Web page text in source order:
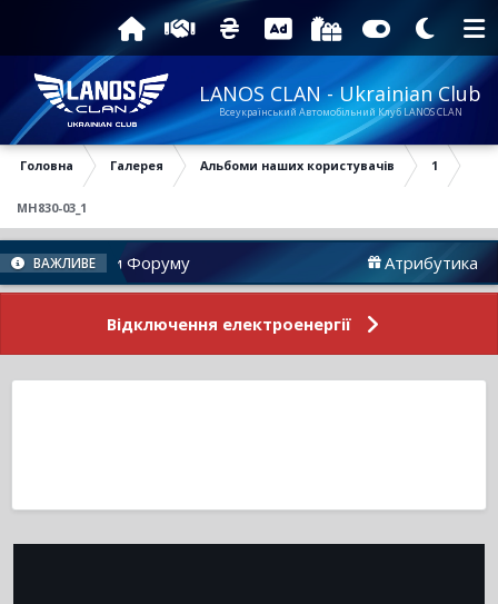
LANOS CLAN - Ukrainian Club
Всеукраїнський Автомобільний Клуб LANOS CLAN
Головна Галерея Альбоми наших користувачів 1
MH830-03_1
ВАЖЛИВЕ
Новини Форуму Атрибутика
Відключення електроенергії